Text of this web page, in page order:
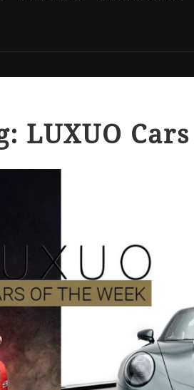
LUXUO